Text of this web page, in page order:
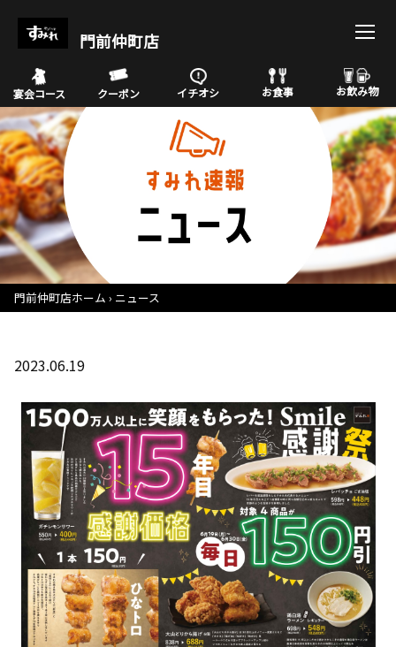
門前仲町店
宴会コース クーポン イチオシ お食事 お飲み物
門前仲町店ホーム ニュース
2023.06.19